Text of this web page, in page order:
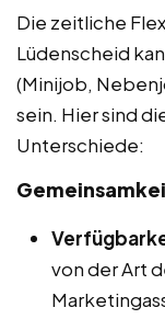
Die zeitliche
Lüdenscheid
(Minijob,
sein. Hier sind
Unterschiede:
von der Art